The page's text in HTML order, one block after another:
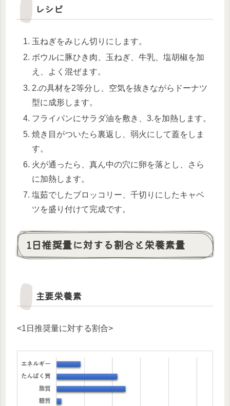
レシピ
玉ねぎをみじん切りにします。
ボウルに豚ひき肉、玉ねぎ、牛乳、塩胡椒を加
え、よく混ぜます。
2.の具材を2等分し、空気を抜きながらドーナツ
型に成形します。
フライパンにサラダ油を敷き、3.を加熱します。
焼き目がついたら裏返し、弱火にして蓋をしま
す。
火が通ったら、真ん中の穴に卵を落とし、さら
に加熱します。
塩茹でしたブロッコリー、千切りにしたキャベ
ツを盛り付けて完成です。
1日推奨量に対する割合と栄養素量
主要栄養素
<1日推奨量に対する割合>